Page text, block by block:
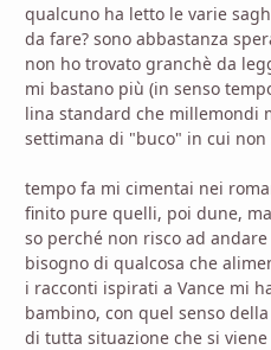
qualcuno ha letto le varie
da fare? sono abbastanza
non ho trovato granchè da
mi bastano più (in senso
lina standard che millemondi
settimana di "buco" in cui non
tempo fa mi cimentai nei
finito pure quelli, poi dune,
so perché non risco ad
bisogno di qualcosa che
i racconti ispirati a Vance mi
bambino, con quel senso
di tutta situazione che si viene